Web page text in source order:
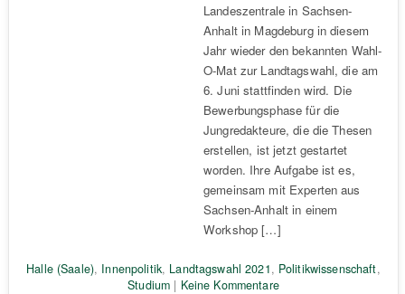
Landeszentrale in Sachsen-
Anhalt in Magdeburg in diesem
Jahr wieder den bekannten Wahl-
O-Mat zur Landtagswahl, die am
6. Juni stattfinden wird. Die
Bewerbungsphase für die
Jungredakteure, die die Thesen
erstellen, ist jetzt gestartet
worden. Ihre Aufgabe ist es,
gemeinsam mit Experten aus
Sachsen-Anhalt in einem
Workshop […]
Halle (Saale), Innenpolitik, Landtagswahl 2021, Politikwissenschaft,
Studium | Keine Kommentare